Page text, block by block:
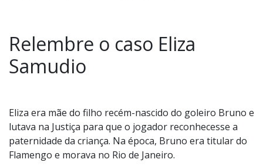
Relembre o caso Eliza
Samudio
Eliza era mãe do filho recém-nascido do goleiro Bruno e
lutava na Justiça para que o jogador reconhecesse a
paternidade da criança. Na época, Bruno era titular do
Flamengo e morava no Rio de Janeiro.